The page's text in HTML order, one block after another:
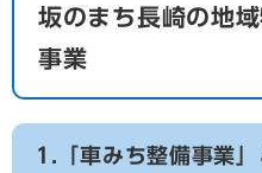
坂のまち長崎の地
事業
1.「車みち整備事業」